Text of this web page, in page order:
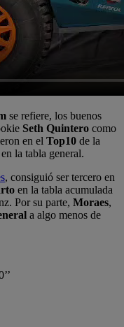
se refiere, los buenos
Seth Quintero como
en el Top10 de la
la tabla general.
, consiguió ser tercero en
en la tabla acumulada
Por su parte, Moraes,
a algo menos de